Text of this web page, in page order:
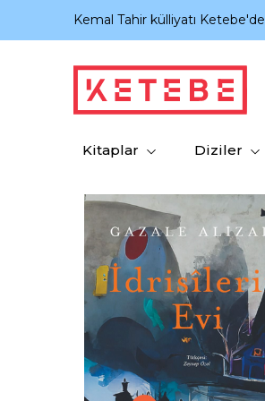
Kemal Tahir külliyatı Ketebe'de
Kitaplar Diziler